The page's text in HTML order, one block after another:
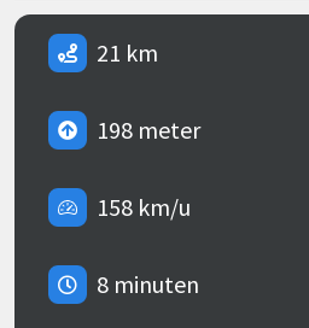
21 km
198 meter
158 km/u
8 minuten